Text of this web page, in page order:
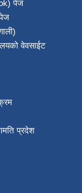
पेज
वेवसाईट
प्रदेश